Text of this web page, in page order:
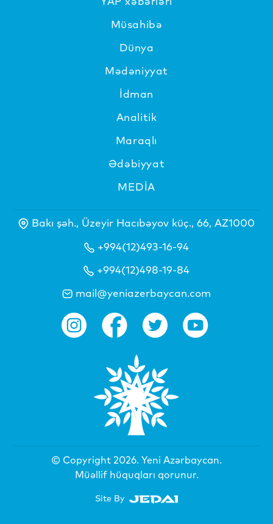
Müsahibə
Dünya
Mədəniyyat
İdman
Analitik
Maraqlı
Ədəbiyyat
MEDİA
Bakı şəh., Üzeyir Hacıbəyov küç., 66, AZ1000
+994(12)493-16-94
+994(12)498-19-84
mail@yeniazerbaycan.com
© Copyright 2026. Yeni Azərbaycan.
Müəllif hüquqları qorunur.
Site By